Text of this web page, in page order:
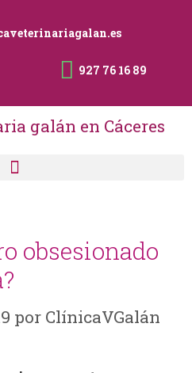
927 76 16 89
obsesionado
por ClínicaVGalán